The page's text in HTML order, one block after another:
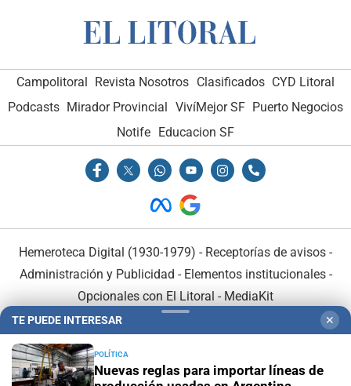
Campolitoral Revista Nosotros Clasificados CYD Litoral
Podcasts Mirador Provincial VivíMejor SF Puerto Negocios
Notife Educacion SF
Hemeroteca Digital (1930-1979) - Receptorías de avisos -
Administración y Publicidad - Elementos institucionales-
Opcionales con El Litoral - MediaKit
TE PUEDE INTERESAR ✕
POLÍTICA
Nuevas reglas para importar líneas de